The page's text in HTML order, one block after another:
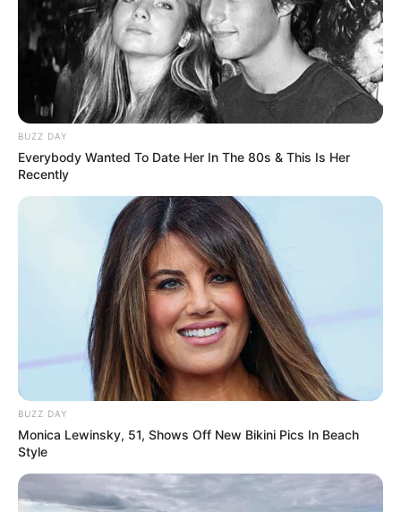
BUZZ DAY
Everybody Wanted To Date Her In The 80s & This Is Her
Recently
BUZZ DAY
Monica Lewinsky, 51, Shows Off New Bikini Pics In Beach
Style